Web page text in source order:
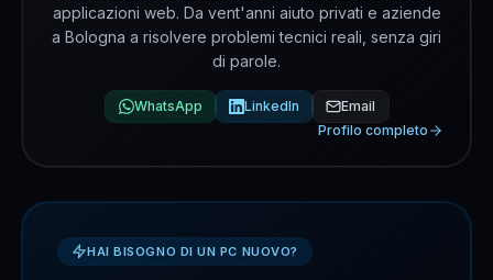
applicazioni web. Da vent'anni aiuto privati e aziende
a Bologna a risolvere problemi tecnici reali, senza giri
di parole.
WhatsApp LinkedIn
Email
Profilo completo
HAI BISOGNO DI UN PC NUOVO?